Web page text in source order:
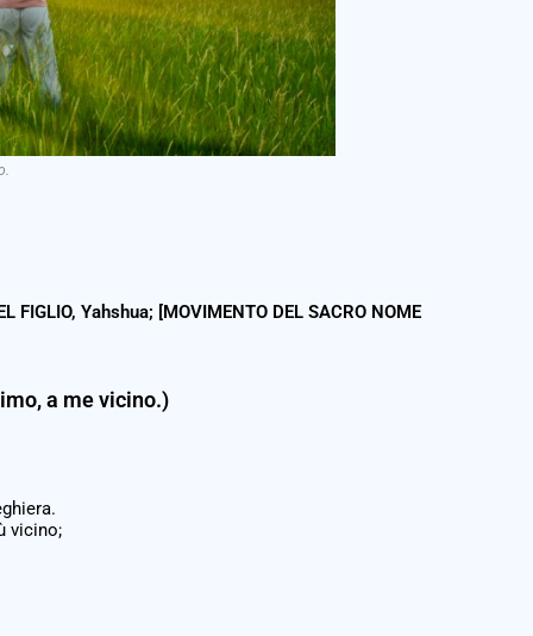
FIGLIO, Yahshua; [MOVIMENTO DEL SACRO NOME
a me vicino.)
vicino;